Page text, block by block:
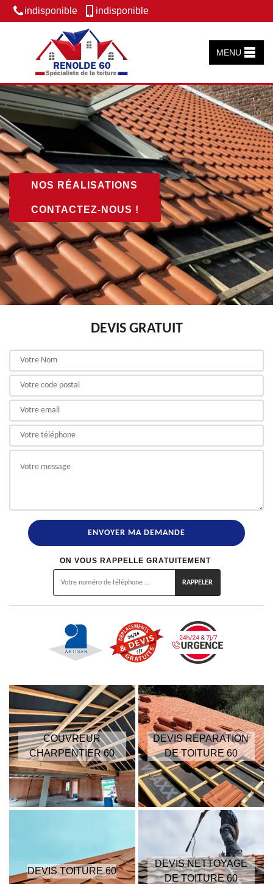
indisponible indisponible
MENU
NOS RÉALISATIONS
CONTACTEZ-NOUS !
DEVIS GRATUIT
ON VOUS RAPPELLE GRATUITEMENT
COUVREUR
CHARPENTIER 60
DEVIS RÉPARATION
DE TOITURE 60
DEVIS TOITURE 60
DEVIS NETTOYAGE
DE TOITURE 60